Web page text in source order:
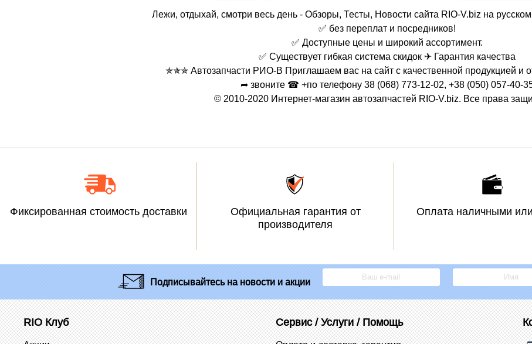
Лежи, отдыхай, смотри весь день - Обзоры, Тесты, Новости сайта RIO-V.biz на
✅ без переплат и посредников!
✅ Доступные цены и широкий ассортимент.
✅ Существует гибкая система скидок ✈ Гарантия качества
✯✯✯ Автозапчасти РИО-В Приглашаем вас на сайт с качественной продукцией и
➦ звоните ☎ +по телефону 38 (068) 773-12-02, +38 (050) 057-40-
© 2010-2020 Интернет-магазин автозапчастей RIO-V.biz. Все права
Фиксированная стоимость доставки
Официальная гарантия от
производителя
Оплата наличными
Подписывайтесьна новости и акции
RIO Клуб Сервис / Услуги / Помощь